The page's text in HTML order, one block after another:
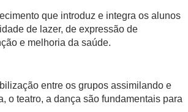
que introduz e integra os alunos
de lazer, de expressão de
e melhoria da saúde.
entre os grupos assimilando e
o teatro, a dança são fundamentais para